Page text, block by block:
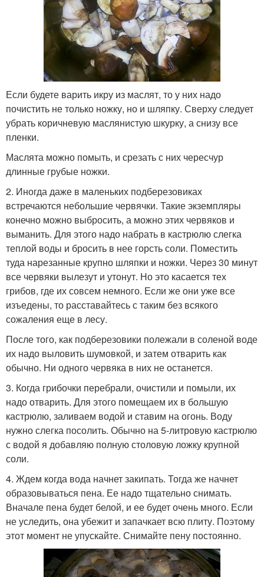
Если будете варить икру из маслят, то у них надо
почистить не только ножку, но и шляпку. Сверху следует
убрать коричневую маслянистую шкурку, а снизу все
пленки.
Маслята можно помыть, и срезать с них чересчур
длинные грубые ножки.
2. Иногда даже в маленьких подберезовиках
встречаются небольшие червячки. Такие экземпляры
конечно можно выбросить, а можно этих червяков и
выманить. Для этого надо набрать в кастрюлю слегка
теплой воды и бросить в нее горсть соли. Поместить
туда нарезанные крупно шляпки и ножки. Через 30 минут
все червяки вылезут и утонут. Но это касается тех
грибов, где их совсем немного. Если же они уже все
изъедены, то расставайтесь с таким без всякого
сожаления еще в лесу.
После того, как подберезовики полежали в соленой воде
их надо выловить шумовкой, и затем отварить как
обычно. Ни одного червяка в них не останется.
3. Когда грибочки перебрали, очистили и помыли, их
надо отварить. Для этого помещаем их в большую
кастрюлю, заливаем водой и ставим на огонь. Воду
нужно слегка посолить. Обычно на 5-литровую кастрюлю
с водой я добавляю полную столовую ложку крупной
соли.
4. Ждем когда вода начнет закипать. Тогда же начнет
образовываться пена. Ее надо тщательно снимать.
Вначале пена будет белой, и ее будет очень много. Если
не уследить, она убежит и запачкает всю плиту. Поэтому
этот момент не упускайте. Снимайте пену постоянно.